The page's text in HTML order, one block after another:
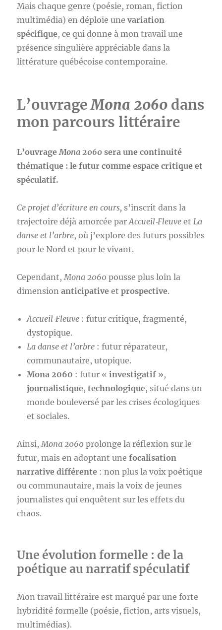
Mais chaque genre (poésie, roman, fiction
multimédia) en déploie unevariation
spécifique, ce qui donne à mon travail une
présence singulière appréciable dans la
littérature québécoise contemporaine.
L’ouvrageMona 2060 dans
mon parcours littéraire
L’ouvrage Mona 2060 sera une continuité
thématique : le futur comme espace critique et
spéculatif.
Ce projet d’écriture en cours, s’inscrit dans la
trajectoire déjà amorcée parAccueil‑Fleuve et La
danse et l’arbre, où j’explore des futurs possibles
pour le Nord et pour le vivant.
Cependant, Mona 2060 pousse plus loin la
dimensionanticipative etprospective.
Accueil‑Fleuve : futur critique, fragmenté,
dystopique.
La danse et l’arbre : futur réparateur,
communautaire, utopique.
Mona 2060 : futur «investigatif »,
journalistique,technologique, situé dans un
monde bouleversé par les crises écologiques
et sociales.
Ainsi, Mona 2060 prolonge la réflexion sur le
futur, mais en adoptant unefocalisation
narrative différente : non plus la voix poétique
ou communautaire, mais la voix de jeunes
journalistes qui enquêtent sur les effets du
chaos.
Une évolution formelle : de la
poétique au narratif spéculatif
Mon travail littéraire est marqué par une forte
hybridité formelle (poésie, fiction, arts visuels,
multimédias).